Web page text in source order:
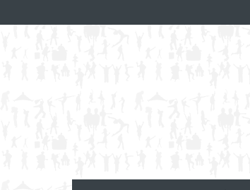
to